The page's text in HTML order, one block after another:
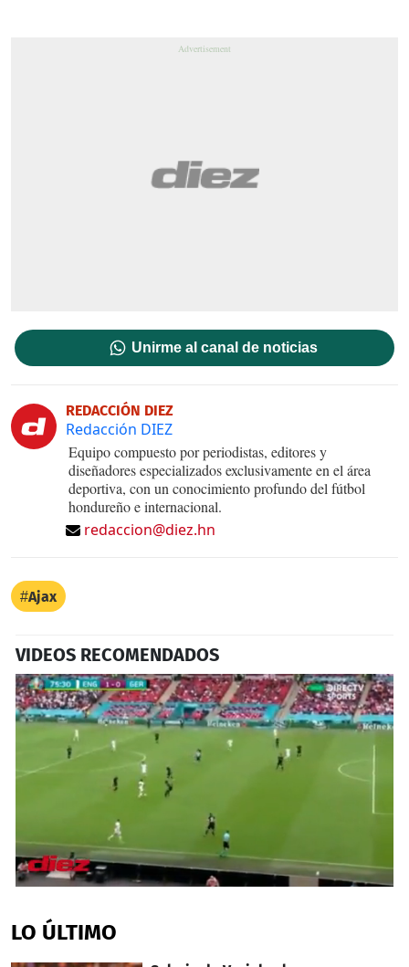
Unirme al canal de noticias
REDACCIÓN DIEZ
Redacción DIEZ
Equipo compuesto por periodistas, editores y
diseñadores especializados exclusivamente en el área
deportiva, con un conocimiento profundo del fútbol
hondureño e internacional.
redaccion@diez.hn
Ajax
VIDEOS RECOMENDADOS
of
1
LO ÚLTIMO